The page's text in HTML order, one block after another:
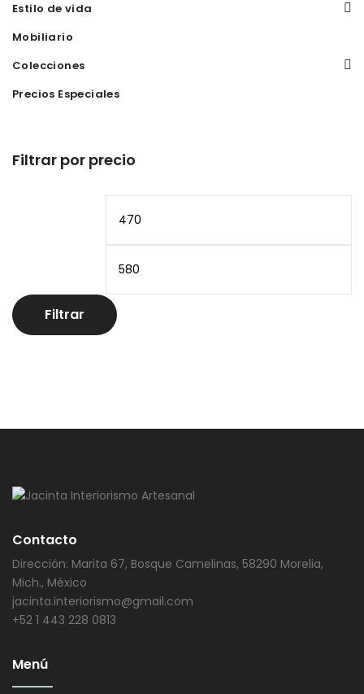
Estilo de vida
Mobiliario
Colecciones
Precios Especiales
Filtrar por precio
Filtrar
Contacto
Dirección: Marita 67, Bosque Camelinas, 58290 Morelia,
Mich., México
jacinta.interiorismo@gmail.com
+52 1 443 228 0813
Menú